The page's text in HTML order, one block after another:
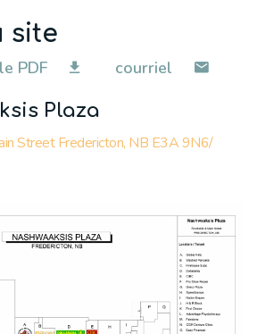
site
PDF
courriel
Plaza
Street Fredericton, NB E3A 9N6/